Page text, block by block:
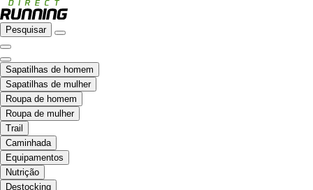
Pesquisar
Sapatilhas de homem
Sapatilhas de mulher
Roupa de homem
Roupa de mulher
Trail
Caminhada
Equipamentos
Nutrição
Destocking